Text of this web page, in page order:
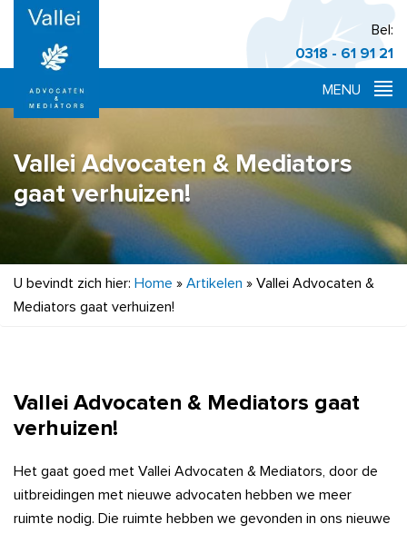
Bel:
0318 - 61 91 21
Vallei Advocaten & Mediators
gaat verhuizen!
U bevindt zich hier: Home » Artikelen » Vallei Advocaten &
Mediators gaat verhuizen!
Vallei Advocaten & Mediators gaat
verhuizen!
Het gaat goed met Vallei Advocaten & Mediators, door de
uitbreidingen met nieuwe advocaten hebben we meer
ruimte nodig. Die ruimte hebben we gevonden in ons nieuwe